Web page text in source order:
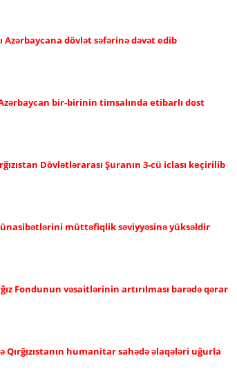
Azərbaycana dövlət səfərinə dəvət edib
Azərbaycan bir-birinin timsalında etibarlı dost
Dövlətlərarası Şuranın 3-cü iclası keçirilib
müttəfiqlik səviyyəsinə yüksəldir
Fondunun vəsaitlərinin artırılması barədə qərar
humanitar sahədə əlaqələri uğurla